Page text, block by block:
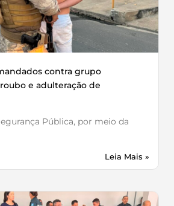
contra grupo
e adulteração de
Pública, por meio da
Leia Mais »